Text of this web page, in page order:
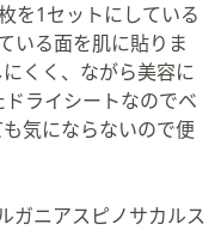
を1セットにしている
いる面を肌に貼りま
くく、ながら美容に
ライシートなのでベ
気にならないので便
ガニアスピノサカルス